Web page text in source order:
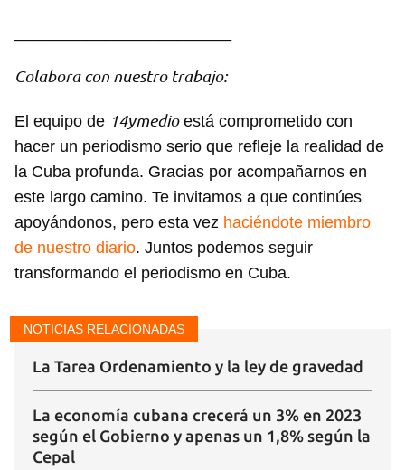
Colabora con nuestro trabajo:
El equipo de 14ymedioestá comprometido con
hacer un periodismo serio que refleje la realidad de
la Cuba profunda. Gracias por acompañarnos en
este largo camino. Te invitamos a que continúes
apoyándonos, pero esta vez haciéndote miembro
de nuestro diario. Juntos podemos seguir
transformando el periodismo en Cuba.
NOTICIAS RELACIONADAS
La Tarea Ordenamiento y la ley de gravedad
La economía cubana crecerá un 3% en 2023
según el Gobierno y apenas un 1,8% según la
Cepal